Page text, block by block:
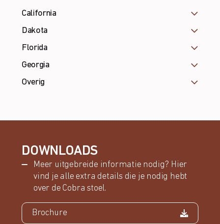
California
Dakota
Florida
Georgia
Overig
DOWNLOADS
Meer uitgebreide informatie nodig? Hier
vind je alle extra details die je nodig hebt
over de Cobra stoel.
Brochure